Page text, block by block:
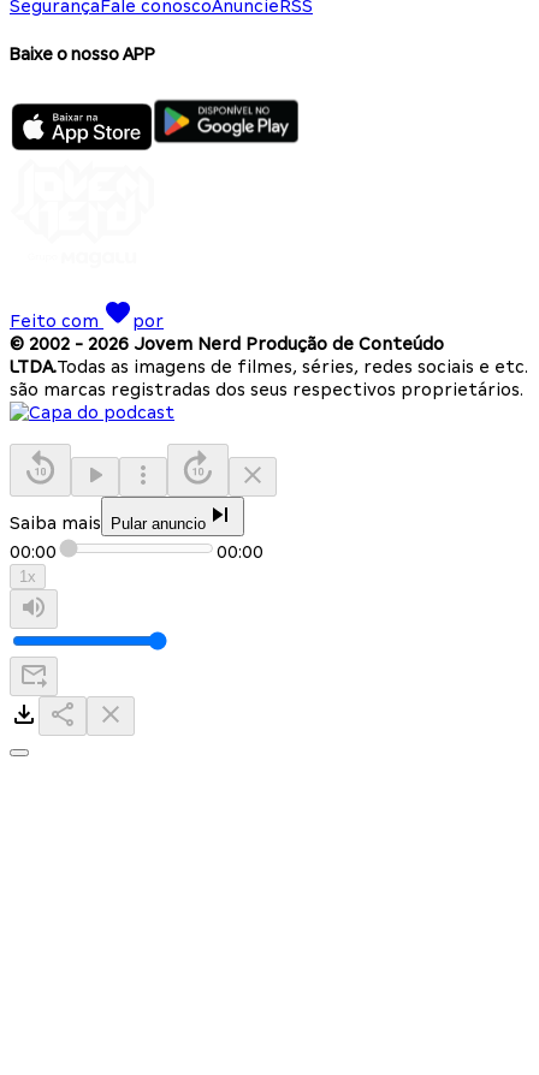
SegurançaFale conoscoAnuncieRSS
Baixe o nosso APP
Feito com
por
© 2002 - 2026 Jovem Nerd Produção de Conteúdo
LTDA.Todas as imagens de filmes, séries, redes sociais e etc.
são marcas registradas dos seus respectivos proprietários.
Saiba mais Pular anuncio
00:00 00:00
1x